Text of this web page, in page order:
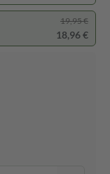
19,95 €
18,96 €